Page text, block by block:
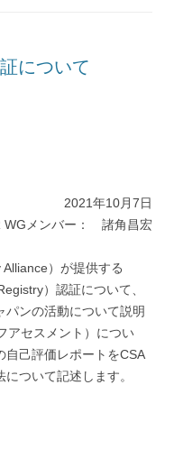
について
2021年10月7日
WGメンバー： 諸角昌宏
）が提供する
）認証について、
パンの活動について説明
アセスメント）につい
自己評価レポートをCSA
ついて記述します。